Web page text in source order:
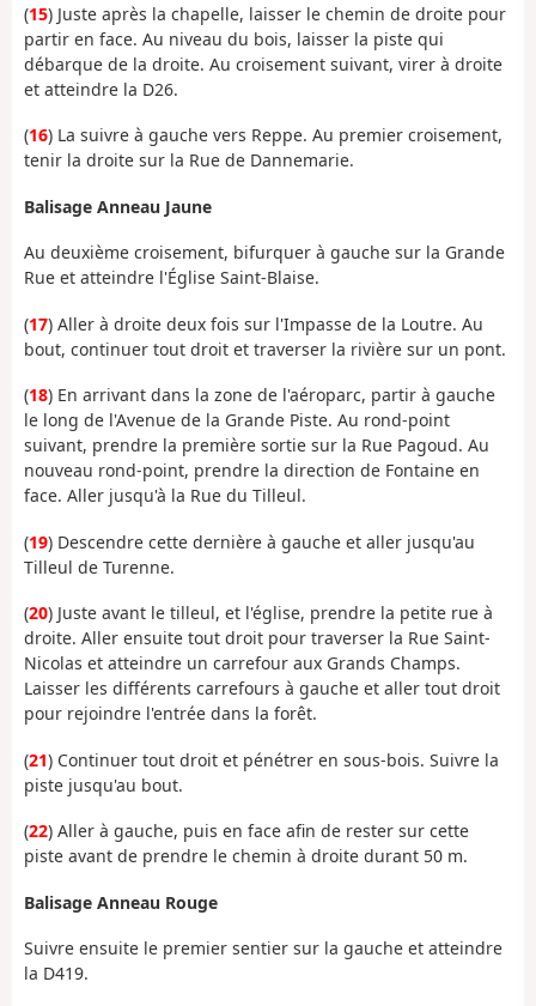
(15) Juste après la chapelle, laisser le chemin de droite pour
partir en face. Au niveau du bois, laisser la piste qui
débarque de la droite. Au croisement suivant, virer à droite
et atteindre la D26.
(16) La suivre à gauche vers Reppe. Au premier croisement,
tenir la droite sur la Rue de Dannemarie.
Balisage Anneau Jaune
Au deuxième croisement, bifurquer à gauche sur la Grande
Rue et atteindre l'Église Saint-Blaise.
(17) Aller à droite deux fois sur l'Impasse de la Loutre. Au
bout, continuer tout droit et traverser la rivière sur un pont.
(18) En arrivant dans la zone de l'aéroparc, partir à gauche
le long de l'Avenue de la Grande Piste. Au rond-point
suivant, prendre la première sortie sur la Rue Pagoud. Au
nouveau rond-point, prendre la direction de Fontaine en
face. Aller jusqu'à la Rue du Tilleul.
(19) Descendre cette dernière à gauche et aller jusqu'au
Tilleul de Turenne.
(20) Juste avant le tilleul, et l'église, prendre la petite rue à
droite. Aller ensuite tout droit pour traverser la Rue Saint-
Nicolas et atteindre un carrefour aux Grands Champs.
Laisser les différents carrefours à gauche et aller tout droit
pour rejoindre l'entrée dans la forêt.
(21) Continuer tout droit et pénétrer en sous-bois. Suivre la
piste jusqu'au bout.
(22) Aller à gauche, puis en face afin de rester sur cette
piste avant de prendre le chemin à droite durant 50 m.
Balisage Anneau Rouge
Suivre ensuite le premier sentier sur la gauche et atteindre
la D419.